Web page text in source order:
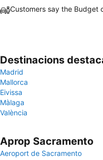
Customers say the Budget
Destinacions
Madrid
Mallorca
Eivissa
Màlaga
València
Aprop Sacramento
Aeroport de Sacramento